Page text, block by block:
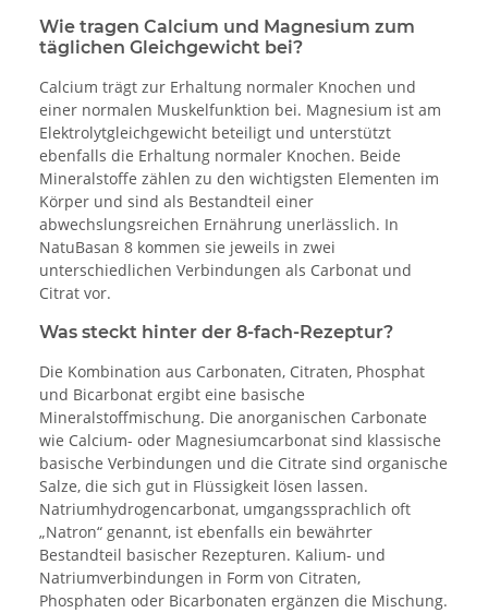
Wie tragen Calcium und Magnesium zum
täglichen Gleichgewicht bei?
Calcium trägt zur Erhaltung normaler Knochen und
einer normalen Muskelfunktion bei. Magnesium ist am
Elektrolytgleichgewicht beteiligt und unterstützt
ebenfalls die Erhaltung normaler Knochen. Beide
Mineralstoffe zählen zu den wichtigsten Elementen im
Körper und sind als Bestandteil einer
abwechslungsreichen Ernährung unerlässlich. In
NatuBasan 8 kommen sie jeweils in zwei
unterschiedlichen Verbindungen als Carbonat und
Citrat vor.
Was steckt hinter der 8-fach-Rezeptur?
Die Kombination aus Carbonaten, Citraten, Phosphat
und Bicarbonat ergibt eine basische
Mineralstoffmischung. Die anorganischen Carbonate
wie Calcium- oder Magnesiumcarbonat sind klassische
basische Verbindungen und die Citrate sind organische
Salze, die sich gut in Flüssigkeit lösen lassen.
Natriumhydrogencarbonat, umgangssprachlich oft
„Natron“ genannt, ist ebenfalls ein bewährter
Bestandteil basischer Rezepturen. Kalium- und
Natriumverbindungen in Form von Citraten,
Phosphaten oder Bicarbonaten ergänzen die Mischung.